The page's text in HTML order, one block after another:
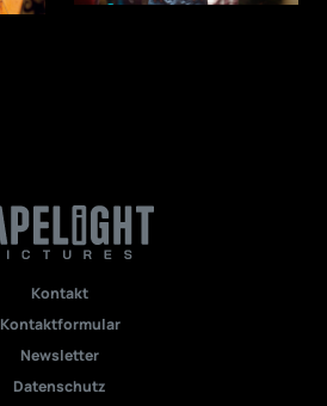
Kontakt
Kontaktformular
Newsletter
Datenschutz